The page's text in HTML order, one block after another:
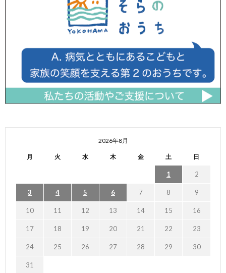
2026年8月
月 火 水 木 金 土 日
1 2
3 4 5 6 7 8 9
10 11 12 13 14 15 16
17 18 19 20 21 22 23
24 25 26 27 28 29 30
31